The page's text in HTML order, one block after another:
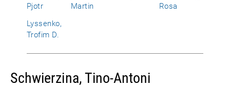
Pjotr
Martin
Rosa
Lyssenko,
Trofim D.
Schwierzina, Tino-Antoni